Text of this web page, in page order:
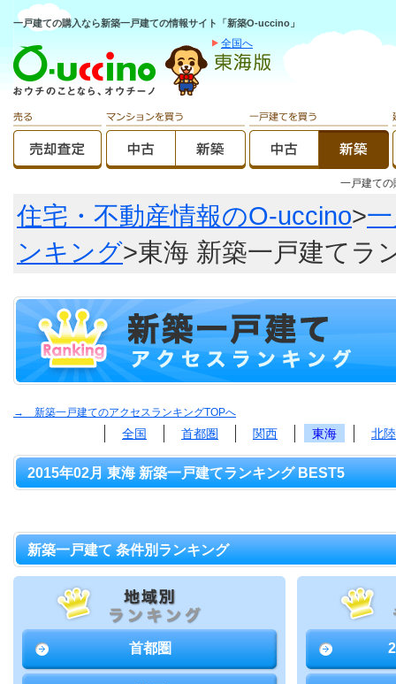
一戸建ての購入なら新築一戸建ての情報サイト「新築O-uccino」
全国へ
一戸建て
住宅・不動産情報のO-uccino>
ンキング>東海 新築一戸建てラ
→ 新築一戸建てのアクセスランキングTOPへ
全国 首都圏 関西 東海 北
2015年02月 東海 新築一戸建てランキング BEST5
新築一戸建て 条件別ランキング
首都圏